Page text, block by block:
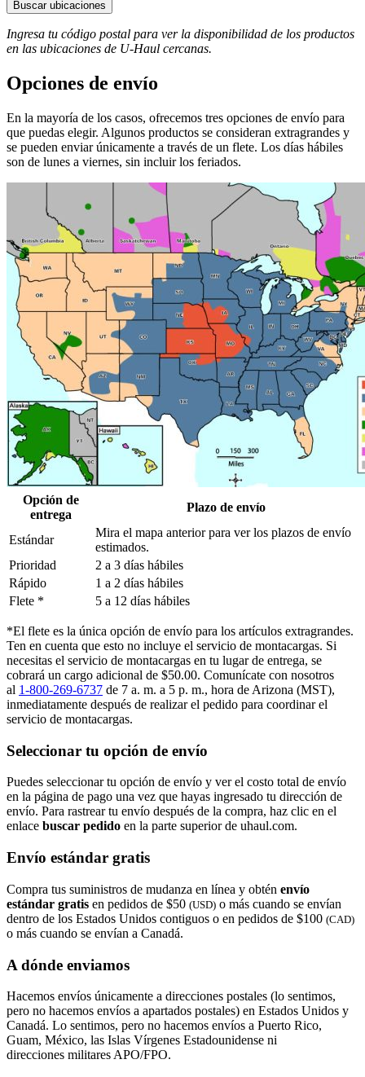
Buscar ubicaciones
Ingresa tu código postal para ver la disponibilidad de los productos
en las ubicaciones de U-Haul ​​​​​​​ cercanas.
Opciones de envío
En la mayoría de los casos, ofrecemos tres opciones de envío para
que puedas elegir. Algunos productos se consideran extragrandes y
se pueden enviar únicamente a través de un flete. Los días hábiles
son de lunes a viernes, sin incluir los feriados.
Opción de
entrega
Plazo de envío
Estándar
Mira el mapa anterior para ver los plazos de envío
estimados.
Prioridad
2 a 3 días hábiles
Rápido
1 a 2 días hábiles
Flete *
5 a 12 días hábiles
*El flete es la única opción de envío para los artículos extragrandes.
Ten en cuenta que esto no incluye el servicio de montacargas. Si
necesitas el servicio de montacargas en tu lugar de entrega, se
cobrará un cargo adicional de $50.00. Comunícate con nosotros
al 1-800-269-6737 de 7 a. m. a 5 p. m., hora de Arizona (MST),
inmediatamente después de realizar el pedido para coordinar el
servicio de montacargas.
Seleccionar tu opción de envío
Puedes seleccionar tu opción de envío y ver el costo total de envío
en la página de pago una vez que hayas ingresado tu dirección de
envío. Para rastrear tu envío después de la compra, haz clic en el
enlace buscar pedido​​​​​​​ en la parte superior de uhaul.com.
Envío estándar gratis
Compra tus suministros de mudanza en línea y obtén envío
estándar gratis en pedidos de $50 (USD) o más cuando se envían
dentro de los Estados Unidos contiguos o en pedidos de $100 (CAD)
o más cuando se envían a Canadá.
A dónde enviamos
Hacemos envíos únicamente a direcciones postales (lo sentimos,
pero no hacemos envíos a apartados postales) en Estados Unidos y
Canadá. Lo sentimos, pero no hacemos envíos a Puerto Rico,
Guam, México, las Islas Vírgenes Estadounidense ni
direcciones militares APO/FPO.